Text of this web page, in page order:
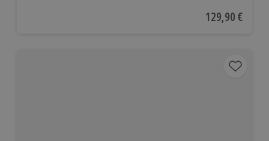
Aktueller Preis
129,90 €